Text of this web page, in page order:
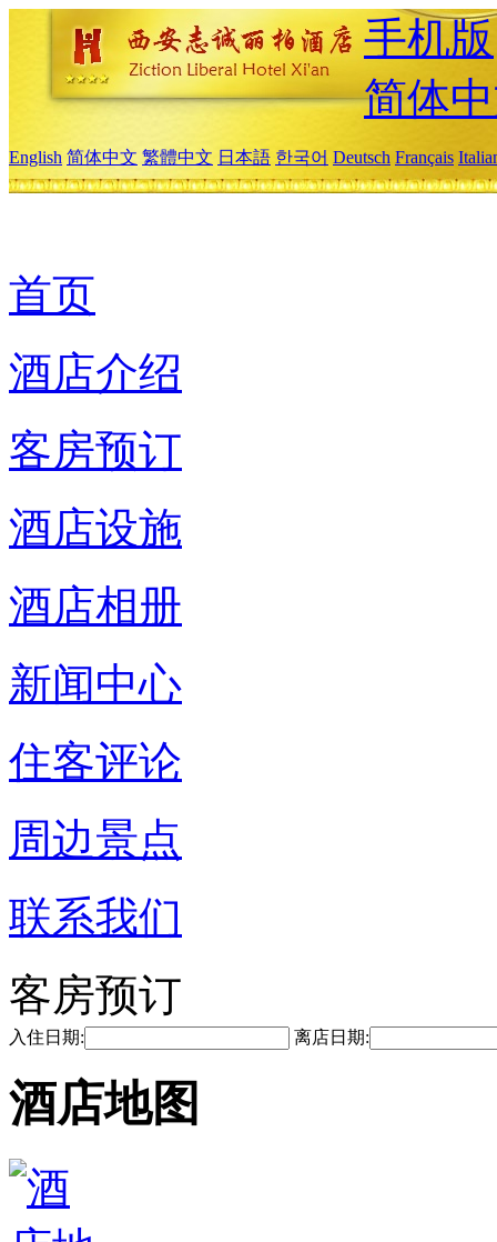
手机版
简体
English 简体中文 繁體中文 日本語 한국어 Deutsch Français
首页
酒店介绍
客房预订
酒店设施
酒店相册
新闻中心
住客评论
周边景点
联系我们
客房预订
入住日期: 离店日期:
酒店地图